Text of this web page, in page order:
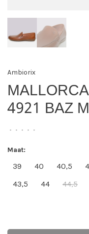
Ambiorix
4921 BAZ
• • • • •
Maat:
39 40 40,5
43,5
44 44,5